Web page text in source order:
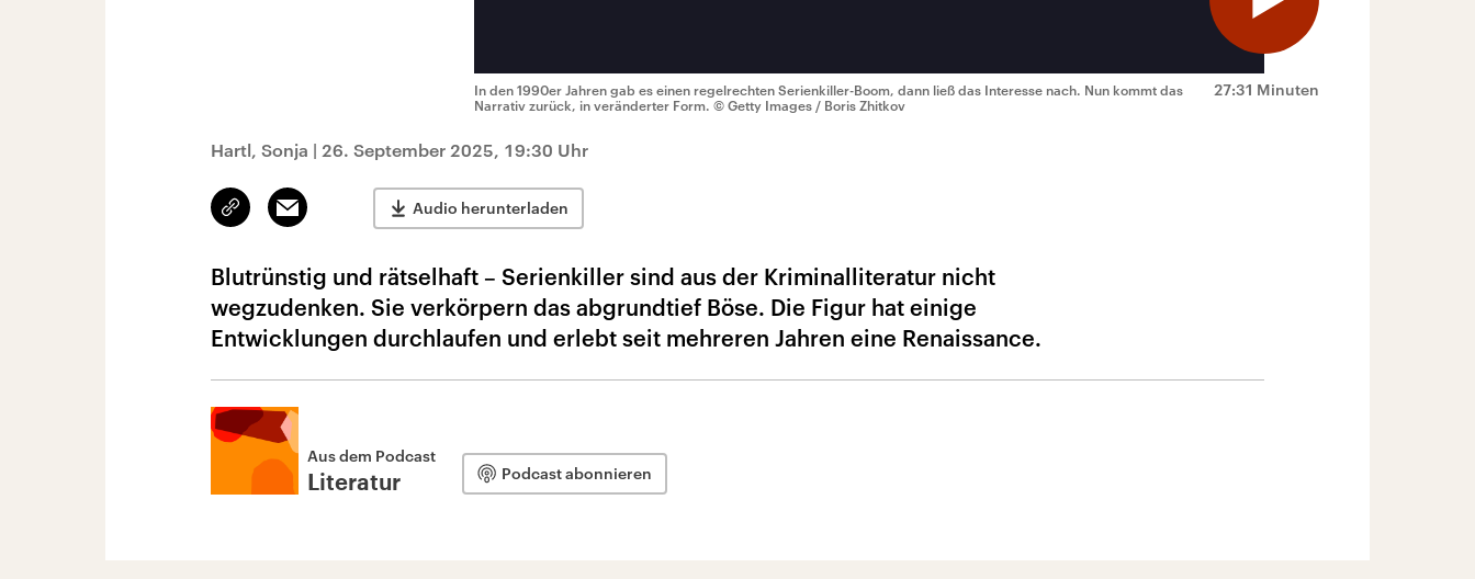
27:31 Minuten
In den 1990er Jahren gab es einen regelrechten Serienkiller-Boom, dann ließ das Interesse nach. Nun kommt das
Narrativ zurück, in veränderter Form. © Getty Images / Boris Zhitkov
Hartl, Sonja | 26. September 2025, 19:30 Uhr
Link
kopieren/teilen
Email Audio herunterladen
Blutrünstig und rätselhaft – Serienkiller sind aus der Kriminalliteratur nicht
wegzudenken. Sie verkörpern das abgrundtief Böse. Die Figur hat einige
Entwicklungen durchlaufen und erlebt seit mehreren Jahren eine Renaissance.
Aus dem Podcast
Literatur Podcast abonnieren